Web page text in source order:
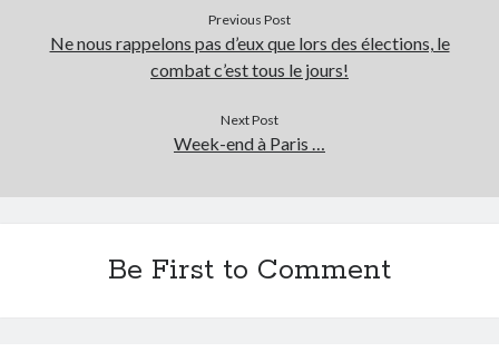
Vidéos
Previous Post
Ne nous rappelons pas d’eux que lors des élections, le
combat c’est tous le jours!
Next Post
Week-end à Paris …
Be First to Comment